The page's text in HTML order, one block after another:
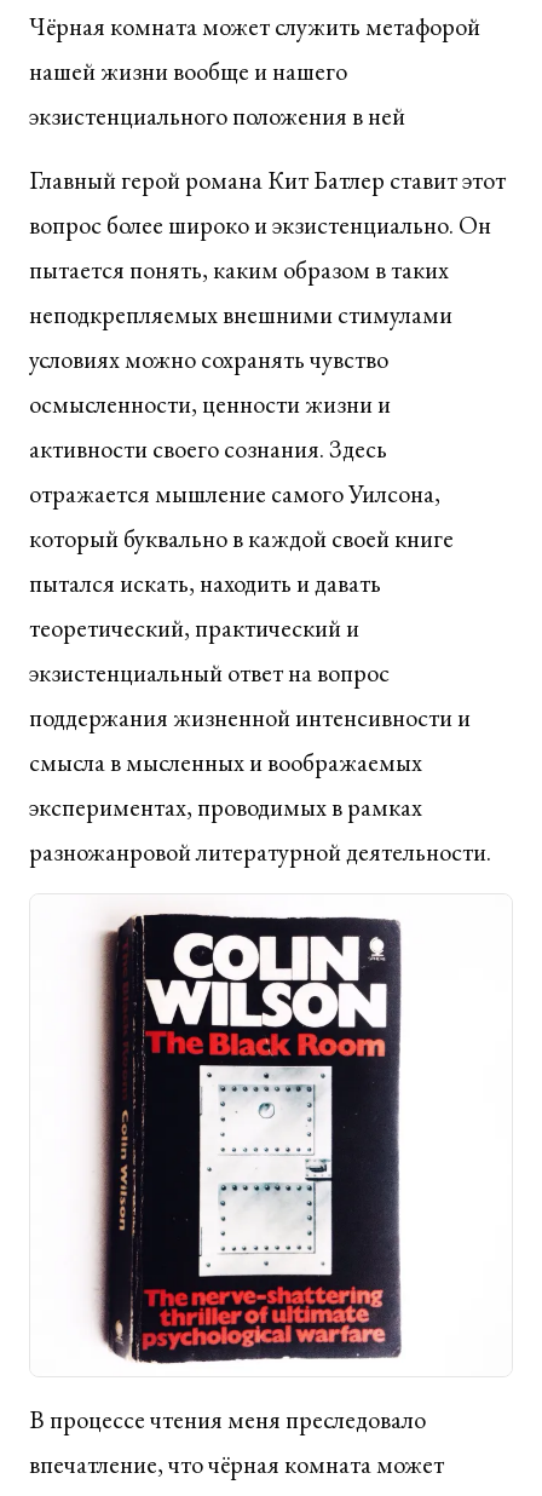
Чёрная комната может служить метафорой
нашей жизни вообще и нашего
экзистенциального положения в ней
Главный герой романа Кит Батлер ставит этот
вопрос более широко и экзистенциально. Он
пытается понять, каким образом в таких
неподкрепляемых внешними стимулами
условиях можно сохранять чувство
осмысленности, ценности жизни и
активности своего сознания. Здесь
отражается мышление самого Уилсона,
который буквально в каждой своей книге
пытался искать, находить и давать
теоретический, практический и
экзистенциальный ответ на вопрос
поддержания жизненной интенсивности и
смысла в мысленных и воображаемых
экспериментах, проводимых в рамках
разножанровой литературной деятельности.
В процессе чтения меня преследовало
впечатление, что чёрная комната может